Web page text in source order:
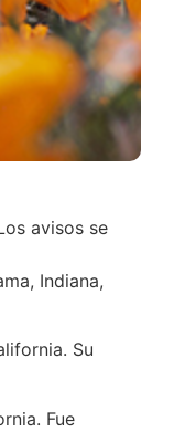
avisos se
Indiana,
Su
Fue